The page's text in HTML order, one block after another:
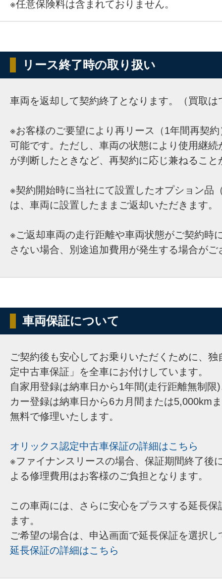
※任意保険料は含まれておりません。
リース終了時の取り扱い
車両を返却して契約終了となります。（買取は
※お客様のご要望により再リース（1年間再契
可能です。ただし、車両の状態により使用継続
が判断したときなど、再契約に応じ兼ねること
※契約開始時に当社にて設置したオプション品
は、車両に設置したままご返却いただきます。
※ご返却車両の走行距離や車両状態がご契約時
さない場合、別途追加費用が発生する場合がご
車両保証について
ご契約後も安心してお乗りいただくために、
定中古車保証」を全車にお付けしています。
自家用登録は納車日から1年間(走行距離無制限
カー登録は納車日から6カ月間または5,000km
無料で修理いたします。
オリックス認定中古車保証の詳細はこちら
※ファイナンスリースの場合、保証期間終了後
よる修理費用はお客様のご負担となります。
この車両には、さらに安心をプラスする延長
ます。
ご希望の場合は、申込画面で延長保証を選択し
延長保証の詳細はこちら